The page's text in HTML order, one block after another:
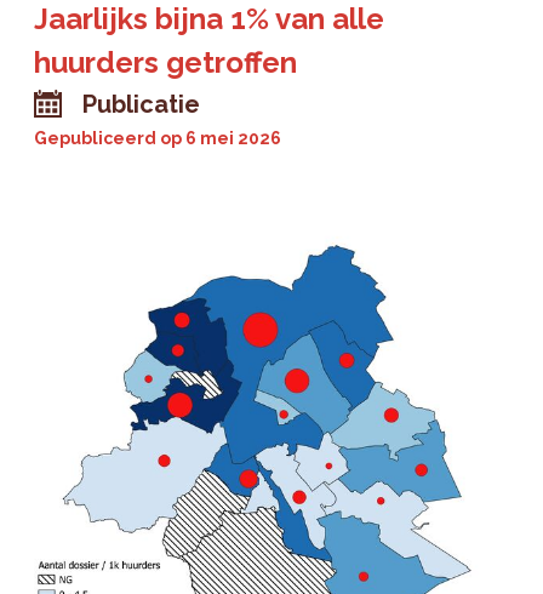
Jaarlijks bijna 1% van alle
huurders getroffen
Publicatie
Gepubliceerd op 6 mei 2026